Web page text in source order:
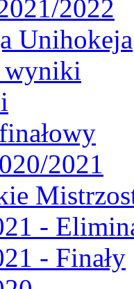
2022
Unihokeja
wyniki
2021
-
- Finały